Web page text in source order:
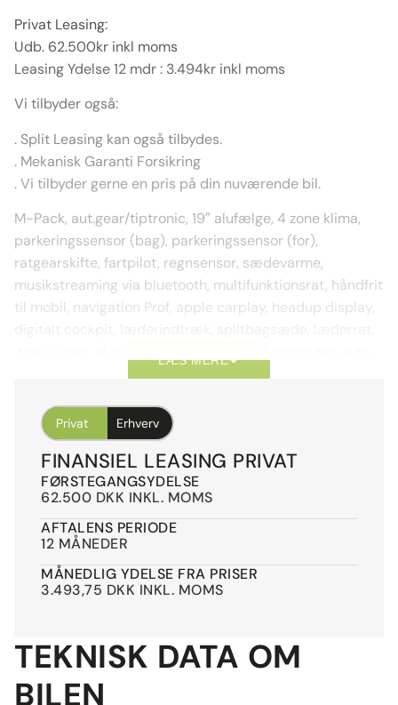
Privat Leasing:
Udb. 62.500kr inkl moms
Leasing Ydelse 12 mdr : 3.494kr inkl moms
Vi tilbyder også:
. Split Leasing kan også tilbydes.
. Mekanisk Garanti Forsikring
. Vi tilbyder gerne en pris på din nuværende bil.
M-Pack, aut.gear/tiptronic, 19″ alufælge, 4 zone klima,
parkeringssensor (bag), parkeringssensor (for),
ratgearskifte, fartpilot, regnsensor, sædevarme,
musikstreaming via bluetooth, multifunktionsrat, håndfrit
til mobil, navigation Prof, apple carplay, headup display,
betjening, el-klapbare sidespejle m. varme, xenonlys, 8
airbags, abs, antispin, esp, servo, vognbaneassistent,
mørktonede ruder i bag, ikke ryger, service ok, svingbart
træk (elektrisk), armlæn, fjernb. c.lås, varme i rat,
blindvinkelsassistent
LÆS MERE
Privat Erhverv
FINANSIEL LEASING PRIVAT
FØRSTEGANGSYDELSE
62.500 DKK INKL. MOMS
AFTALENS PERIODE
12 MÅNEDER
MÅNEDLIG YDELSE FRA PRISER
3.493,75 DKK INKL. MOMS
TEKNISK DATA OM
BILEN